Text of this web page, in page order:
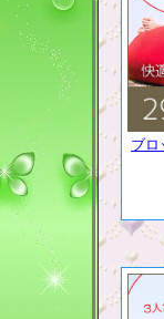
ブロ